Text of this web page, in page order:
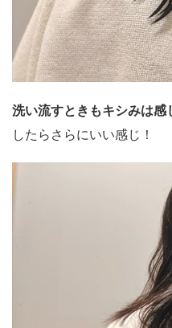
洗い流すときもキシみは感
したらさらにいい感じ！